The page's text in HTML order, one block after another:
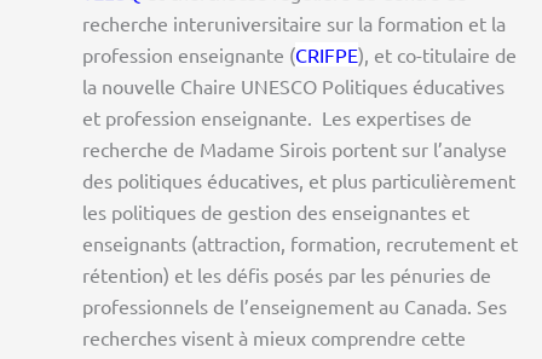
recherche interuniversitaire sur la formation et la
profession enseignante (CRIFPE), et co-titulaire de
la nouvelle Chaire UNESCO Politiques éducatives
et profession enseignante. Les expertises de
recherche de Madame Sirois portent sur l’analyse
des politiques éducatives, et plus particulièrement
les politiques de gestion des enseignantes et
enseignants (attraction, formation, recrutement et
rétention) et les défis posés par les pénuries de
professionnels de l’enseignement au Canada. Ses
recherches visent à mieux comprendre cette